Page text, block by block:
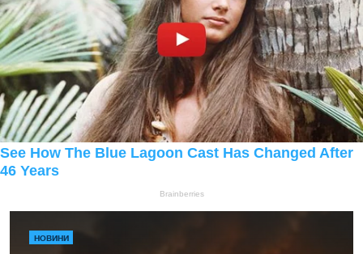
НОВИНИ